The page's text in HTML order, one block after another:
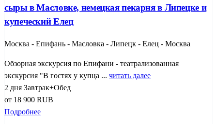
сыры в Масловке, немецкая пекарня в Липецке и
купеческий Елец
Москва - Епифань - Масловка - Липецк - Елец - Москва
Обзорная экскурсия по Епифани - театрализованная
экскурсия "В гостях у купца ... читать далее
2 дня Завтрак+Обед
от 18 900 RUB
Подробнее